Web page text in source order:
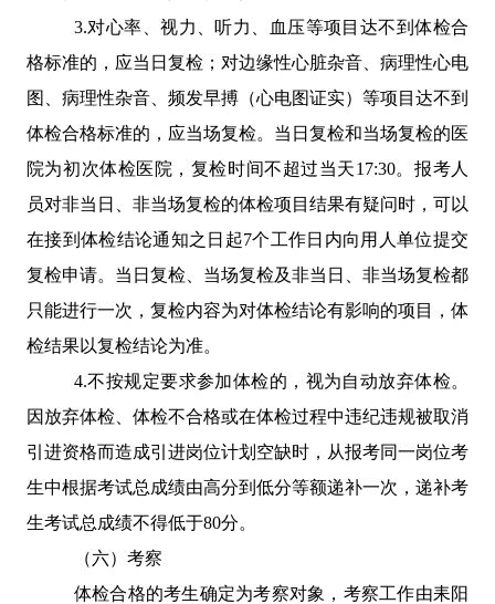
3.对心率、视力、听力、血压等项目达不到体检合
格标准的，应当日复检；对边缘性心脏杂音、病理性心电
图、病理性杂音、频发早搏（心电图证实）等项目达不到
体检合格标准的，应当场复检。当日复检和当场复检的医
院为初次体检医院，复检时间不超过当天17:30。报考人
员对非当日、非当场复检的体检项目结果有疑问时，可以
在接到体检结论通知之日起7个工作日内向用人单位提交
复检申请。当日复检、当场复检及非当日、非当场复检都
只能进行一次，复检内容为对体检结论有影响的项目，体
检结果以复检结论为准。
4.不按规定要求参加体检的，视为自动放弃体检。
因放弃体检、体检不合格或在体检过程中违纪违规被取消
引进资格而造成引进岗位计划空缺时，从报考同一岗位考
生中根据考试总成绩由高分到低分等额递补一次，递补考
生考试总成绩不得低于80分。
（六）考察
体检合格的考生确定为考察对象，考察工作由耒阳